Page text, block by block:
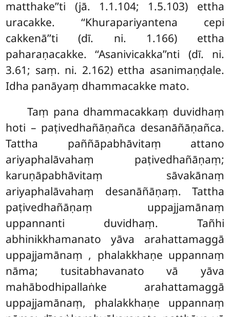
matthake’’ti (jā. 1.1.104; 1.5.103) ettha
uracakke. ‘‘Khurapariyantena cepi
cakkenā’’ti (dī. ni. 1.166) ettha
paharaṇacakke. ‘‘Asanivicakka’’nti (dī. ni.
3.61; saṃ. ni. 2.162) ettha asanimaṇḍale.
Idha panāyaṃ dhammacakke mato.
Taṃ pana dhammacakkaṃ duvidhaṃ
hoti – paṭivedhañāṇañca desanāñāṇañca.
Tattha paññāpabhāvitaṃ attano
ariyaphalāvahaṃ paṭivedhañāṇaṃ;
karuṇāpabhāvitaṃ sāvakānaṃ
ariyaphalāvahaṃ desanāñāṇaṃ. Tattha
paṭivedhañāṇaṃ uppajjamānaṃ
uppannanti duvidhaṃ. Tañhi
abhinikkhamanato yāva arahattamaggā
uppajjamānaṃ , phalakkhaṇe uppannaṃ
nāma; tusitabhavanato vā yāva
mahābodhipallaṅke arahattamaggā
uppajjamānaṃ, phalakkhaṇe uppannaṃ